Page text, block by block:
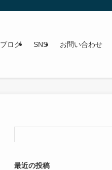
ブログ SNS お問い合わせ
最近の投稿